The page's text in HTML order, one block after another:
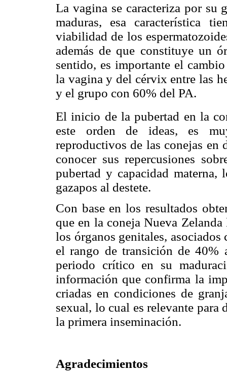
La vagina se caracteriza por su
maduras, esa característica
viabilidad de los
además de que constituye un
sentido, es importante el
la vagina y del cérvix entre las
y el grupo con 60% del PA.
El inicio de la pubertad en la
este orden de ideas, es
reproductivos de las conejas
conocer sus repercusiones
pubertad y capacidad
gazapos al destete.
Con base en los resultados
que en la coneja Nueva
los órganos genitales,
el rango de transición de 40%
periodo crítico en su
información que confirma la
criadas en condiciones de
sexual, lo cual es relevante para
la primera inseminación.
Agradecimientos